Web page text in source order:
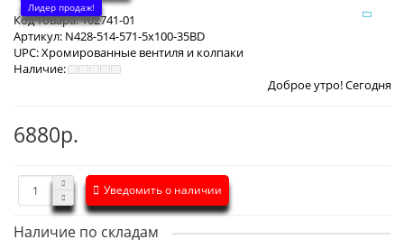
Лидер продаж!
Код товара:102741-01
Артикул: N428-514-571-5x100-35BD
UPC:Хромированные вентиля и колпаки
Наличие:
Доброе утро! СегодняПятница 7
6880р.
Уведомить о наличии
Наличие по складам